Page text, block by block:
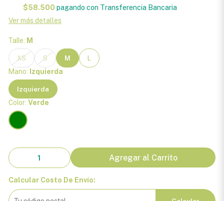
$58.500 pagando con Transferencia Bancaria
Ver más detalles
Talle: M
XS S M
L
Mano: Izquierda
Izquierda
Color: Verde
Agregar al Carrito
Calcular Costo De Envío: